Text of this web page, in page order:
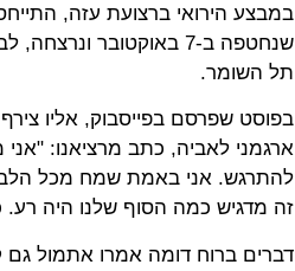
במבצע הירואי ברצועת עזה,
שנחטפה ב-7 באוקטובר
תל השומר.
בפוסט שפרסם בפייסבוק, אליו
ארגמני לאביה, כתב מרציאנו:
להתרגש. אני באמת שמח מכל הלב
זה מדגיש כמה הסוף שלנו היה
דברים ברוח דומה אמרו אתמול גם